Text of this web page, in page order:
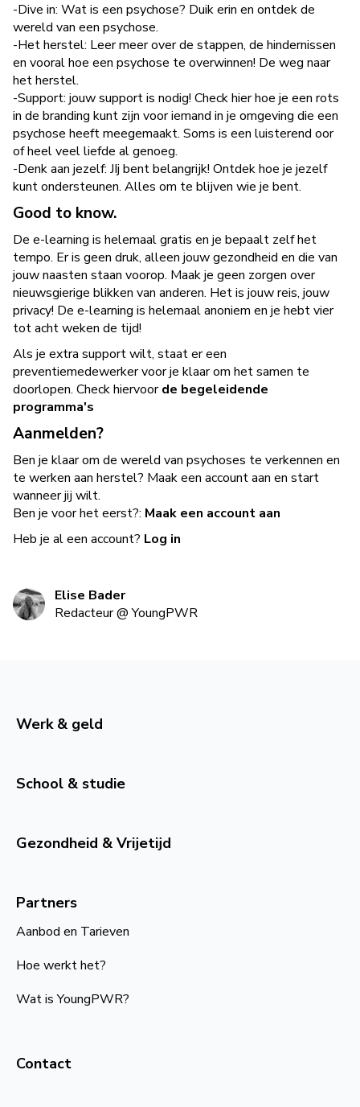
-Dive in: Wat is een psychose? Duik erin en ontdek de
wereld van een psychose.
-Het herstel: Leer meer over de stappen, de hindernissen
en vooral hoe een psychose te overwinnen! De weg naar
het herstel.
-Support: jouw support is nodig! Check hier hoe je een rots
in de branding kunt zijn voor iemand in je omgeving die een
psychose heeft meegemaakt. Soms is een luisterend oor
of heel veel liefde al genoeg.
-Denk aan jezelf: JIj bent belangrijk! Ontdek hoe je jezelf
kunt ondersteunen. Alles om te blijven wie je bent.
Good to know.
De e-learning is helemaal gratis en je bepaalt zelf het
tempo. Er is geen druk, alleen jouw gezondheid en die van
jouw naasten staan voorop. Maak je geen zorgen over
nieuwsgierige blikken van anderen. Het is jouw reis, jouw
privacy! De e-learning is helemaal anoniem en je hebt vier
tot acht weken de tijd!
Als je extra support wilt, staat er een
preventiemedewerker voor je klaar om het samen te
doorlopen. Check hiervoorde begeleidende
programma's
Aanmelden?
Ben je klaar om de wereld van psychoses te verkennen en
te werken aan herstel? Maak een account aan en start
wanneer jij wilt.
Ben je voor het eerst?: Maak een account aan
Heb je al een account? Log in
Elise Bader
Redacteur@YoungPWR
Werk & geld
School & studie
Gezondheid & Vrijetijd
Partners
Aanbod en Tarieven
Hoe werkt het?
Wat is YoungPWR?
Contact